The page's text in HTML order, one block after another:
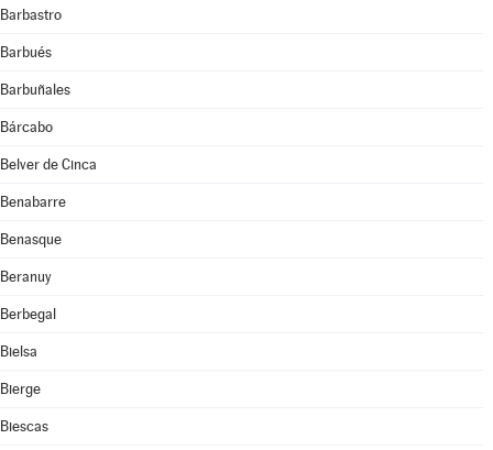
Barbastro
Barbués
Barbuñales
Bárcabo
Belver de Cinca
Benabarre
Benasque
Beranuy
Berbegal
Bielsa
Bierge
Biescas